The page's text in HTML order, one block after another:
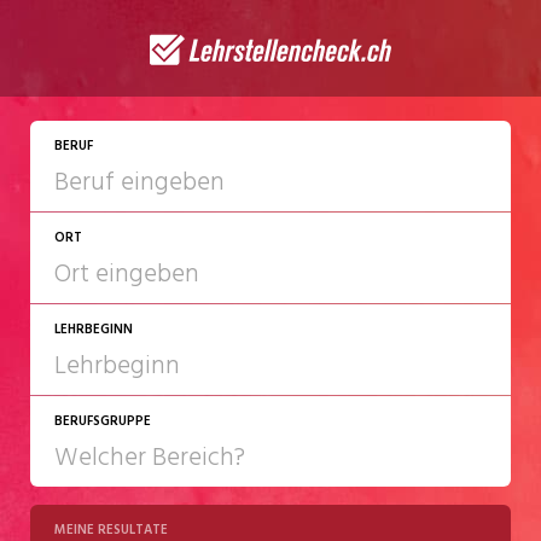
BERUF
ORT
LEHRBEGINN
2027
2028
BERUFSGRUPPE
MEINE RESULTATE